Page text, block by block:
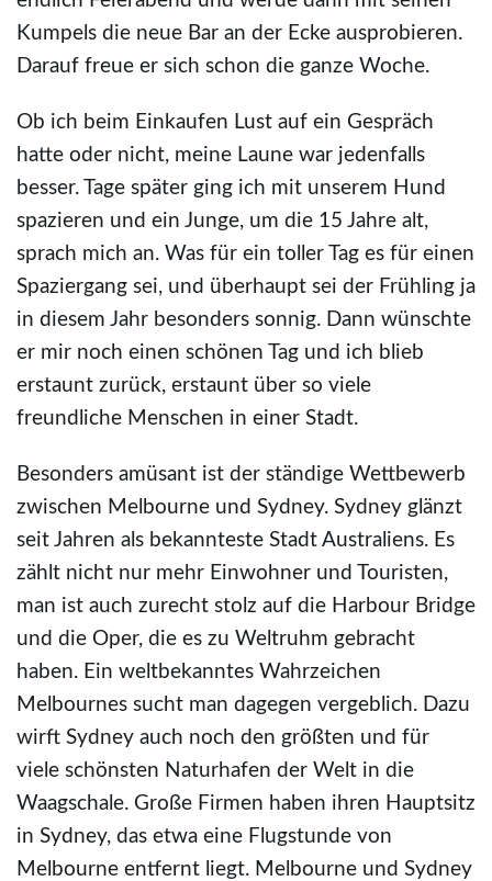
Kumpels die neue Bar an der Ecke ausprobieren.
Darauf freue er sich schon die ganze Woche.
Ob ich beim Einkaufen Lust auf ein Gespräch
hatte oder nicht, meine Laune war jedenfalls
besser. Tage später ging ich mit unserem Hund
spazieren und ein Junge, um die 15 Jahre alt,
sprach mich an. Was für ein toller Tag es für einen
Spaziergang sei, und überhaupt sei der Frühling ja
in diesem Jahr besonders sonnig. Dann wünschte
er mir noch einen schönen Tag und ich blieb
erstaunt zurück, erstaunt über so viele
freundliche Menschen in einer Stadt.
Besonders amüsant ist der ständige Wettbewerb
zwischen Melbourne und Sydney. Sydney glänzt
seit Jahren als bekannteste Stadt Australiens. Es
zählt nicht nur mehr Einwohner und Touristen,
man ist auch zurecht stolz auf die Harbour Bridge
und die Oper, die es zu Weltruhm gebracht
haben. Ein weltbekanntes Wahrzeichen
Melbournes sucht man dagegen vergeblich. Dazu
wirft Sydney auch noch den größten und für
viele schönsten Naturhafen der Welt in die
Waagschale. Große Firmen haben ihren Hauptsitz
in Sydney, das etwa eine Flugstunde von
Melbourne entfernt liegt. Melbourne und Sydney